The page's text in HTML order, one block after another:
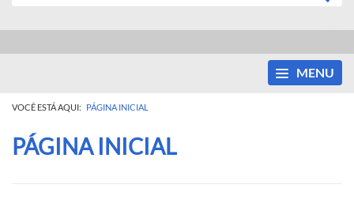
MENU
VOCÊ ESTÁ AQUI: PÁGINA INICIAL
PÁGINA INICIAL